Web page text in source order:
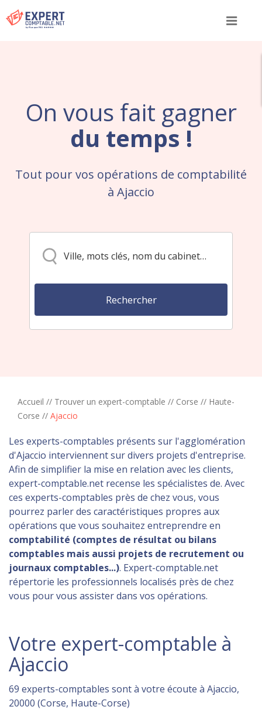
Menu
On vous fait gagner
du temps !
Tout pour vos opérations de comptabilité
à Ajaccio
Accueil // Trouver un expert-comptable // Corse // Haute-
Corse // Ajaccio
Les experts-comptables présents sur l'agglomération
d'Ajaccio interviennent sur divers projets d'entreprise.
Afin de simplifier la mise en relation avec les clients,
expert-comptable.net recense les spécialistes de. Avec
ces experts-comptables près de chez vous, vous
pourrez parler des caractéristiques propres aux
opérations que vous souhaitez entreprendre en
comptabilité (comptes de résultat ou bilans
comptables mais aussi projets de recrutement ou
journaux comptables...). Expert-comptable.net
répertorie les professionnels localisés près de chez
vous pour vous assister dans vos opérations.
Votre expert-comptable à
Ajaccio
69 experts-comptables sont à votre écoute à Ajaccio,
20000 (Corse, Haute-Corse)